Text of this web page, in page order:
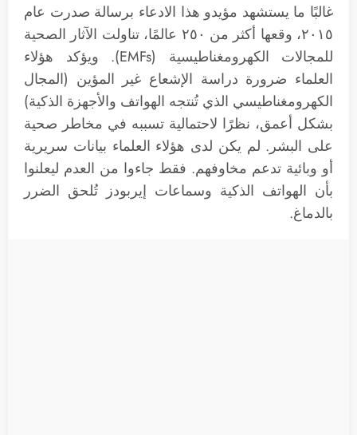
غالبًا ما يستشهد مؤيدو هذا الادعاء برسالة صدرت عام
٢٠١٥، وقعها أكثر من ٢٥٠ عالمًا، تناولت الآثار الصحية
للمجالات الكهرومغناطيسية (EMFs). ويؤكد هؤلاء
العلماء ضرورة دراسة الإشعاع غير المؤين (المجال
الكهرومغناطيسي الذي تُنتجه الهواتف والأجهزة الذكية)
بشكل أعمق، نظرًا لاحتمالية تسببه في مخاطر صحية
على البشر. لم يكن لدى هؤلاء العلماء بيانات سريرية
أو وبائية تدعم مخاوفهم. فقط جاءوا من العدم ليعلنوا
بأن الهواتف الذكية وسماعات إيربودز تُلحق الضرر
بالدماغ.